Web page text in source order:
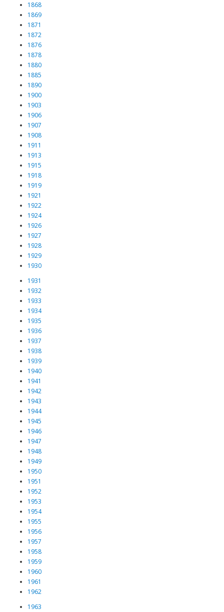
1868
1869
1871
1872
1876
1878
1880
1885
1890
1900
1903
1906
1907
1908
1911
1913
1915
1918
1919
1921
1922
1924
1926
1927
1928
1929
1930
1931
1932
1933
1934
1935
1936
1937
1938
1939
1940
1941
1942
1943
1944
1945
1946
1947
1948
1949
1950
1951
1952
1953
1954
1955
1956
1957
1958
1959
1960
1961
1962
1963